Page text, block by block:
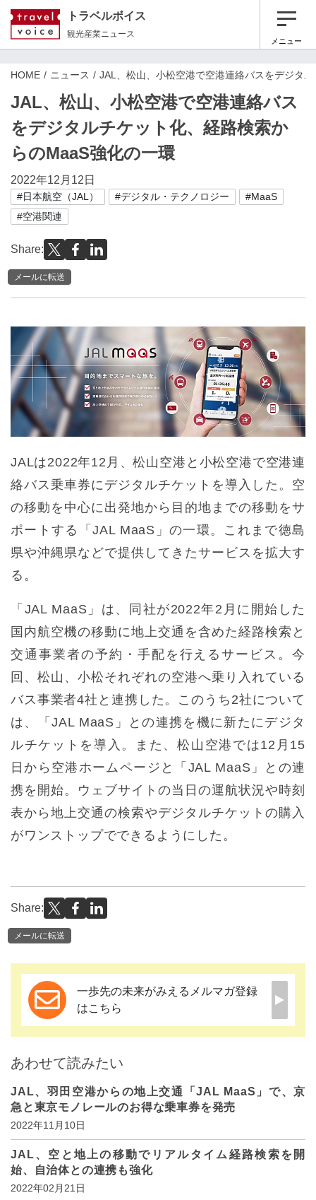
トラベルボイス
観光産業ニュース
メニュー
HOME ニュース JAL、松山、小松空港で空港連絡バスをデジタ
JAL、松山、小松空港で空港連絡バス
をデジタルチケット化、経路検索か
らのMaaS強化の一環
2022年12月12日
#日本航空（JAL） #デジタル・テクノロジー
#MaaS
#空港関連
Share:
メールに転送
JALは2022年12月、松山空港と小松空港で空港連
絡バス乗車券にデジタルチケットを導入した。空
の移動を中心に出発地から目的地までの移動をサ
ポートする「JAL MaaS」の一環。これまで徳島
県や沖縄県などで提供してきたサービスを拡大す
る。
「JAL MaaS」は、同社が2022年2月に開始した
国内航空機の移動に地上交通を含めた経路検索と
交通事業者の予約・手配を行えるサービス。今
回、松山、小松それぞれの空港へ乗り入れている
バス事業者4社と連携した。このうち2社について
は、「JAL MaaS」との連携を機に新たにデジタ
ルチケットを導入。また、松山空港では12月15
日から空港ホームページと「JAL MaaS」との連
携を開始。ウェブサイトの当日の運航状況や時刻
表から地上交通の検索やデジタルチケットの購入
がワンストップでできるようにした。
Share:
メールに転送
一歩先の未来がみえるメルマガ登録
はこちら
あわせて読みたい
JAL、羽田空港からの地上交通「JAL MaaS」で、京
急と東京モノレールのお得な乗車券を発売
2022年11月10日
JAL、空と地上の移動でリアルタイム経路検索を開
始、自治体との連携も強化
2022年02月21日